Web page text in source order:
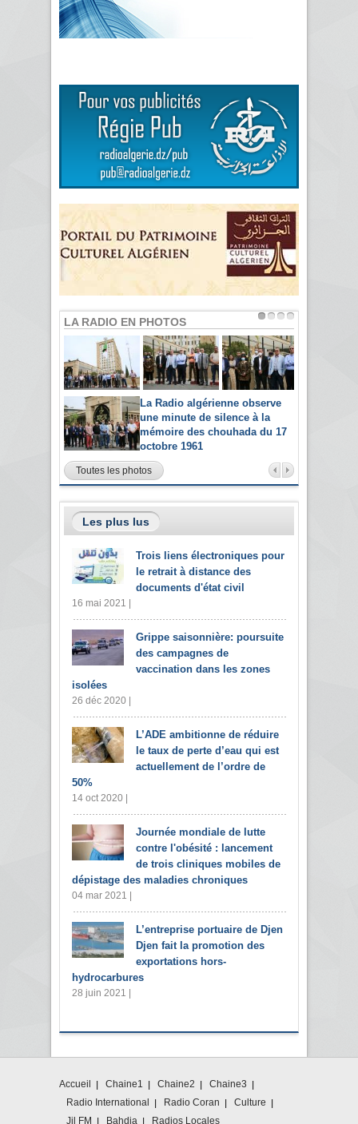
LA RADIO EN PHOTOS
La Radio algérienne observe
une minute de silence à la
mémoire des chouhada du 17
octobre 1961
Toutes les photos
Les plus lus
Trois liens électroniques pour
le retrait à distance des
documents d'état civil
16 mai 2021 |
Grippe saisonnière: poursuite
des campagnes de
vaccination dans les zones
isolées
26 déc 2020 |
L’ADE ambitionne de réduire
le taux de perte d’eau qui est
actuellement de l’ordre de
50%
14 oct 2020 |
Journée mondiale de lutte
contre l'obésité : lancement
de trois cliniques mobiles de
dépistage des maladies chroniques
04 mar 2021 |
L’entreprise portuaire de Djen
Djen fait la promotion des
exportations hors-
hydrocarbures
28 juin 2021 |
Accueil Chaine1 Chaine2
Chaine3
Radio International
Radio Coran
Culture
Jil FM
Bahdja Radios Locales